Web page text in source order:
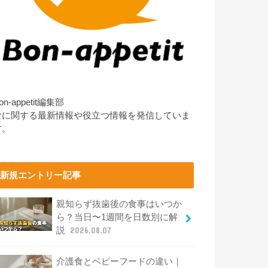
appetit編集部
に関する最新情報や役立つ情報を発信していま
新規エントリー記事
親知らず抜歯後の食事はいつか
ら？当日〜1週間を日数別に解
説
2026.08.07
介護食とベビーフードの違い｜